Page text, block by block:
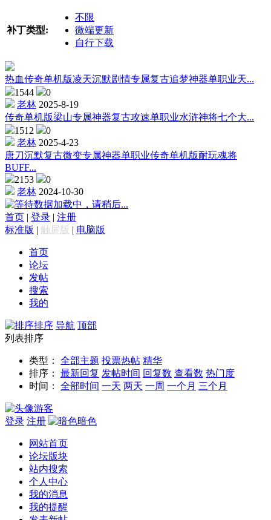
补丁类型:
不限
微端更新
自行下载
热血传奇单机版凌天沉默剧情专属复古追梦神器单职业天...
1544
0
老林 2025-8-19
传奇单机版梁山专属神器复古攻速单职业水浒神将七个大...
1512
0
老林 2025-4-23
唐刀沉默复古微变专属神器单职业传奇单机版耐玩魂将
BUFF...
2153
0
老林 2024-10-30
数据加载中，请稍后...
首页 | 登录 | 注册
标准版 | 触屏版 | 电脑版
首页
论坛
发帖
搜索
我的
排序 导航 顶部
列表排序
类型： 全部主题 投票热帖 精华
排序：
最新回复 发帖时间 回复数 查看数 热门度
时间：
全部时间 一天 两天 一周 一个月 三个月
游客
登录 注册 暗色
网站首页
论坛版块
站内搜索
个人中心
我的消息
我的提醒